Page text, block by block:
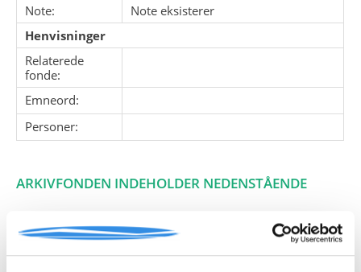
Note:
Note eksisterer
Henvisninger
Relaterede
fonde:
Emneord:
Personer:
ARKIVFONDEN INDEHOLDER NEDENSTÅENDE
Pakke
nr.
Løbe
nr.
Enheds
nr.
Titel